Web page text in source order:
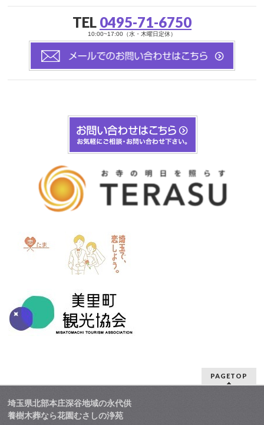
TEL 0495-71-6750
10:00~17:00（水・木曜日定休）
PAGETOP
埼玉県北部本庄深谷地域の永代供
養樹木葬なら花園むさしの浄苑